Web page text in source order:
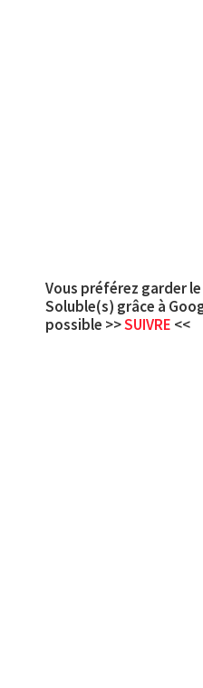
Vous préférez garder
Soluble(s) grâce à
possible >>SUIVRE <<